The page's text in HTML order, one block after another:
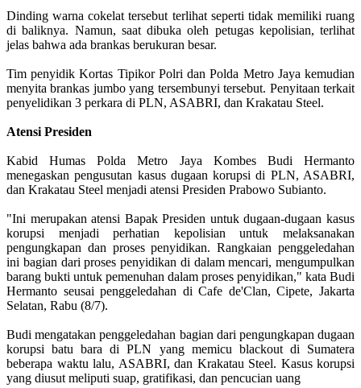
Dinding warna cokelat tersebut terlihat seperti tidak memiliki ruang
di baliknya. Namun, saat dibuka oleh petugas kepolisian, terlihat
jelas bahwa ada brankas berukuran besar.
Tim penyidik Kortas Tipikor Polri dan Polda Metro Jaya kemudian
menyita brankas jumbo yang tersembunyi tersebut. Penyitaan terkait
penyelidikan 3 perkara di PLN, ASABRI, dan Krakatau Steel.
Atensi Presiden
Kabid Humas Polda Metro Jaya Kombes Budi Hermanto
menegaskan pengusutan kasus dugaan korupsi di PLN, ASABRI,
dan Krakatau Steel menjadi atensi Presiden Prabowo Subianto.
"Ini merupakan atensi Bapak Presiden untuk dugaan-dugaan kasus
korupsi menjadi perhatian kepolisian untuk melaksanakan
pengungkapan dan proses penyidikan. Rangkaian penggeledahan
ini bagian dari proses penyidikan di dalam mencari, mengumpulkan
barang bukti untuk pemenuhan dalam proses penyidikan," kata Budi
Hermanto seusai penggeledahan di Cafe de'Clan, Cipete, Jakarta
Selatan, Rabu (8/7).
Budi mengatakan penggeledahan bagian dari pengungkapan dugaan
korupsi batu bara di PLN yang memicu blackout di Sumatera
beberapa waktu lalu, ASABRI, dan Krakatau Steel. Kasus korupsi
yang diusut meliputi suap, gratifikasi, dan pencucian uang